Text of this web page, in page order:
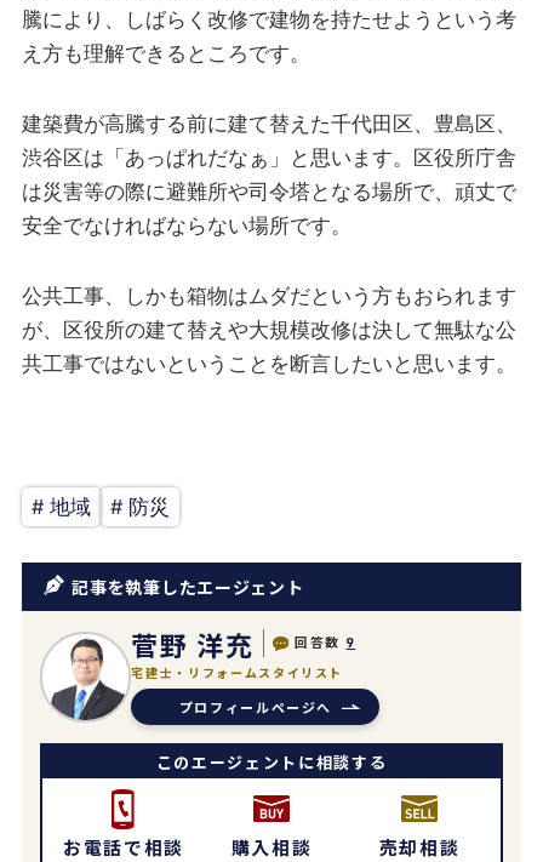
騰により、しばらく改修で建物を持たせようという考
え方も理解できるところです。
建築費が高騰する前に建て替えた千代田区、豊島区、
渋谷区は「あっぱれだなぁ」と思います。区役所庁舎
は災害等の際に避難所や司令塔となる場所で、頑丈で
安全でなければならない場所です。
公共工事、しかも箱物はムダだという方もおられます
が、区役所の建て替えや大規模改修は決して無駄な公
共工事ではないということを断言したいと思います。
# 地域 # 防災
記事を執筆したエージェント
菅野 洋充 回答数 9
宅建士・リフォームスタイリスト
プロフィールページへ
このエージェントに相談する
お電話で相談 購入相談 売却相談